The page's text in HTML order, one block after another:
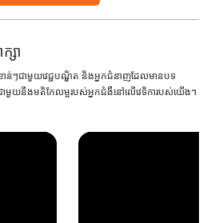
សា
ាន់ៗជាមួយវេជ្ជបណ្ឌិត និងអ្នកជំនាញដែលមានបទ
មួយនឹងមតិកែលម្អរបស់អ្នកជំងឺនៅលើវេទិការបស់យើង។